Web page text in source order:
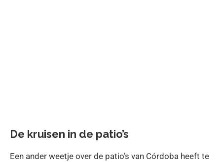
De kruisen in de patio’s
Een ander weetje over de patio’s van Córdoba heeft te